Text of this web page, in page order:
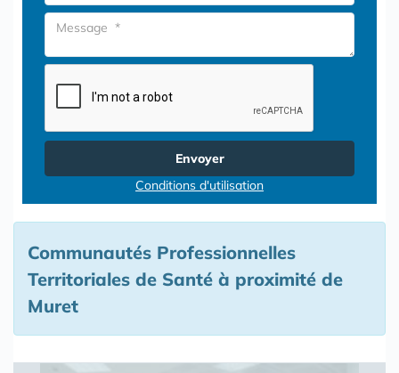
Envoyer
Conditions d'utilisation
Communautés Professionnelles
Territoriales de Santé à proximité de
Muret